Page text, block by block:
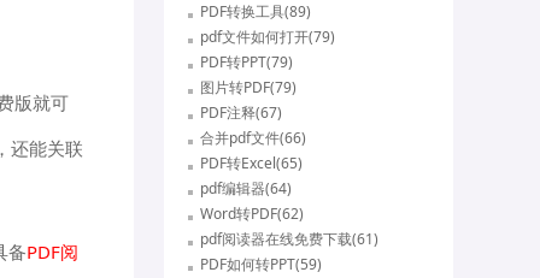
版就可
还能关联
备PDF阅
PDF转换工具(89)
pdf文件如何打开(79)
PDF转PPT(79)
图片转PDF(79)
PDF注释(67)
合并pdf文件(66)
PDF转Excel(65)
pdf编辑器(64)
Word转PDF(62)
pdf阅读器在线免费下载(61)
PDF如何转PPT(59)